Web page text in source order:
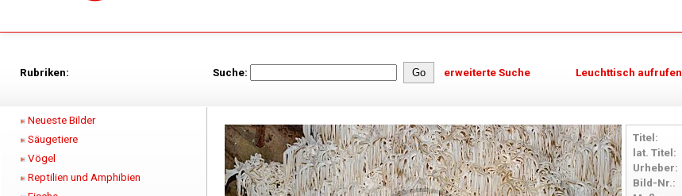
Rubriken: Suche: erweiterte Suche Leuchttisch aufrufen
Neueste Bilder
Säugetiere
Vögel
Reptilien und Amphibien
Titel:
lat. Titel:
Urheber:
Bild-Nr.: